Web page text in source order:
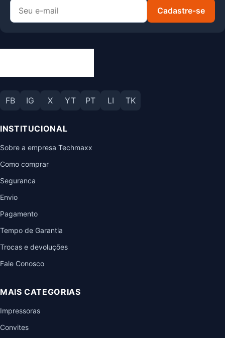
Cadastre-se
FB IG X YT PT LI TK
INSTITUCIONAL
Sobre a empresa Techmaxx
Como comprar
Seguranca
Envio
Pagamento
Tempo de Garantia
Trocas e devoluções
Fale Conosco
MAIS CATEGORIAS
Impressoras
Convites